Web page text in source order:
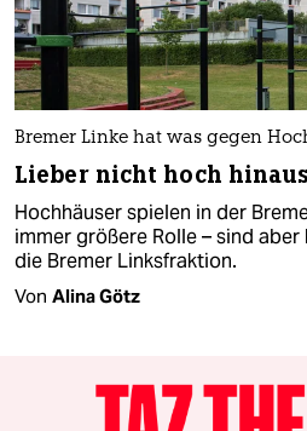
Bremer Linke hat was gegen
Lieber nicht hoch hinaus
Hochhäuser spielen in der
immer größere Rolle – sind
die Bremer Linksfraktion.
Von Alina Götz